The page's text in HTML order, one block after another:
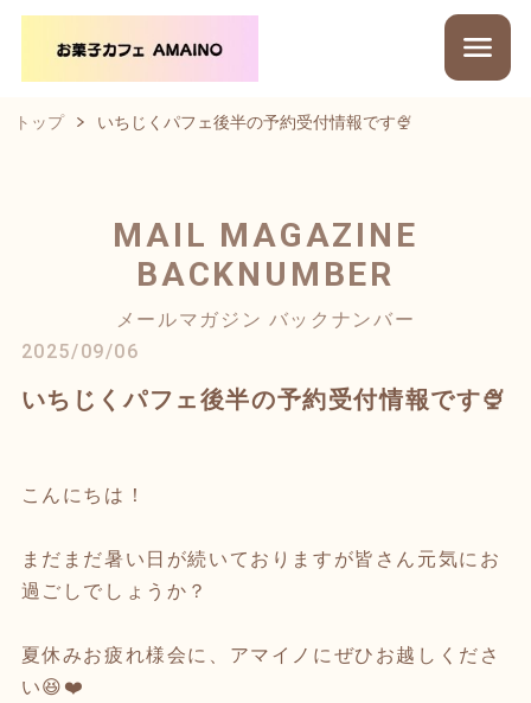
トップ いちじくパフェ後半の予約受付情報です🍨
MAIL MAGAZINE
BACKNUMBER
メールマガジン バックナンバー
2025/09/06
いちじくパフェ後半の予約受付情報です🍨
こんにちは！
まだまだ暑い日が続いておりますが皆さん元気にお
過ごしでしょうか？
夏休みお疲れ様会に、アマイノにぜひお越しくださ
い😆❤️